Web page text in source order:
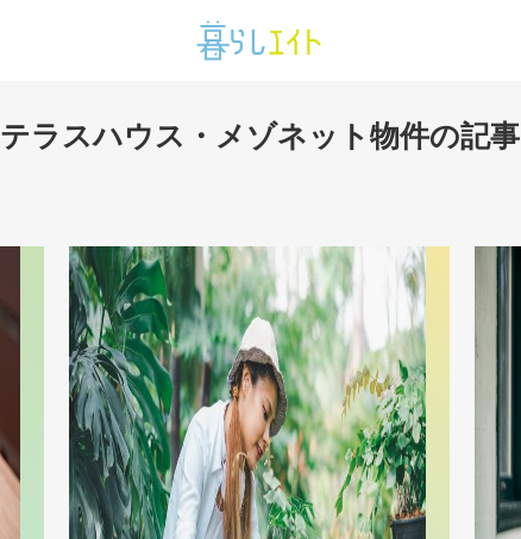
テラスハウス・メゾネット物件の記事